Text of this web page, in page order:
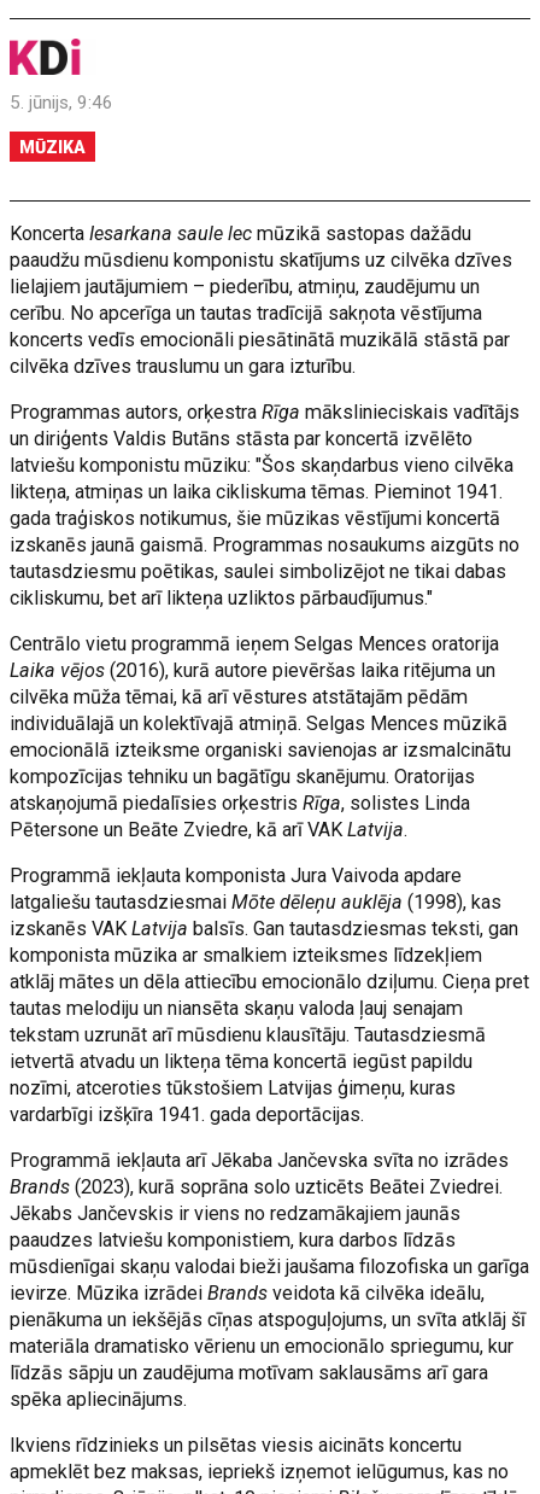
5. jūnijs, 9:46
MŪZIKA
KoncertaIesarkana saule lec mūzikā sastopas dažādu
paaudžu mūsdienu komponistu skatījums uz cilvēka dzīves
lielajiem jautājumiem – piederību, atmiņu, zaudējumu un
cerību. No apcerīga un tautas tradīcijā sakņota vēstījuma
koncerts vedīs emocionāli piesātinātā muzikālā stāstā par
cilvēka dzīves trauslumu un gara izturību.
Programmas autors, orķestraRīga mākslinieciskais vadītājs
un diriģents Valdis Butāns stāsta par koncertā izvēlēto
latviešu komponistu mūziku: "Šos skaņdarbus vieno cilvēka
likteņa, atmiņas un laika cikliskuma tēmas. Pieminot 1941.
gada traģiskos notikumus, šie mūzikas vēstījumi koncertā
izskanēs jaunā gaismā. Programmas nosaukums aizgūts no
tautasdziesmu poētikas, saulei simbolizējot ne tikai dabas
cikliskumu, bet arī likteņa uzliktos pārbaudījumus."
Centrālo vietu programmā ieņem Selgas Mences oratorija
Laika vējos (2016), kurā autore pievēršas laika ritējuma un
cilvēka mūža tēmai, kā arī vēstures atstātajām pēdām
individuālajā un kolektīvajā atmiņā. Selgas Mences mūzikā
emocionālā izteiksme organiski savienojas ar izsmalcinātu
kompozīcijas tehniku un bagātīgu skanējumu. Oratorijas
atskaņojumā piedalīsies orķestrisRīga, solistes Linda
Pētersone un Beāte Zviedre, kā arī VAKLatvija.
Programmā iekļauta komponista Jura Vaivoda apdare
latgaliešu tautasdziesmaiMōte dēleņu auklēja (1998), kas
izskanēs VAKLatvija balsīs. Gan tautasdziesmas teksti, gan
komponista mūzika ar smalkiem izteiksmes līdzekļiem
atklāj mātes un dēla attiecību emocionālo dziļumu. Cieņa pret
tautas melodiju un niansēta skaņu valoda ļauj senajam
tekstam uzrunāt arī mūsdienu klausītāju. Tautasdziesmā
ietvertā atvadu un likteņa tēma koncertā iegūst papildu
nozīmi, atceroties tūkstošiem Latvijas ģimeņu, kuras
vardarbīgi izšķīra 1941. gada deportācijas.
Programmā iekļauta arī Jēkaba Jančevska svīta no izrādes
Brands (2023), kurā soprāna solo uzticēts Beātei Zviedrei.
Jēkabs Jančevskis ir viens no redzamākajiem jaunās
paaudzes latviešu komponistiem, kura darbos līdzās
mūsdienīgai skaņu valodai bieži jaušama filozofiska un garīga
ievirze. Mūzika izrādeiBrands veidota kā cilvēka ideālu,
pienākuma un iekšējās cīņas atspoguļojums, un svīta atklāj šī
materiāla dramatisko vērienu un emocionālo spriegumu, kur
līdzās sāpju un zaudējuma motīvam saklausāms arī gara
spēka apliecinājums.
Ikviens rīdzinieks un pilsētas viesis aicināts koncertu
apmeklēt bez maksas, iepriekš izņemot ielūgumus, kas no